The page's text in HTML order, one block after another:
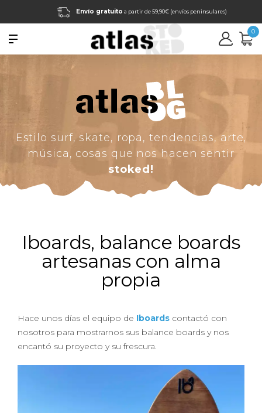
Envío gratuito a partir de 59,90€ (envíos peninsulares)
0
Estilo surf, skate, ropa, tendencias, arte,
música, cosas que nos hacen sentir
stoked!
Iboards, balance boards
artesanas con alma
propia
Hace unos días el equipo de Iboards contactó con
nosotros para mostrarnos sus balance boards y nos
encantó su proyecto y su frescura.